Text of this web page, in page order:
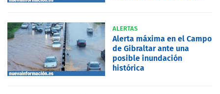
ALERTAS
Alerta máxima en el Campo
de Gibraltar ante una
posible inundación
histórica